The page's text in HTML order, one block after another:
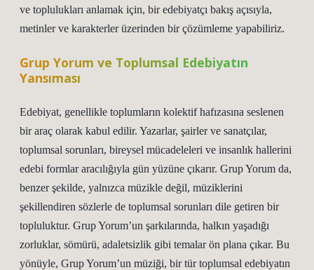
ve toplulukları anlamak için, bir edebiyatçı bakış açısıyla,
metinler ve karakterler üzerinden bir çözümleme yapabiliriz.
Grup Yorum ve Toplumsal Edebiyatın
Yansıması
Edebiyat, genellikle toplumların kolektif hafızasına seslenen
bir araç olarak kabul edilir. Yazarlar, şairler ve sanatçılar,
toplumsal sorunları, bireysel mücadeleleri ve insanlık hallerini
edebi formlar aracılığıyla gün yüzüne çıkarır. Grup Yorum da,
benzer şekilde, yalnızca müzikle değil, müziklerini
şekillendiren sözlerle de toplumsal sorunları dile getiren bir
topluluktur. Grup Yorum’un şarkılarında, halkın yaşadığı
zorluklar, sömürü, adaletsizlik gibi temalar ön plana çıkar. Bu
yönüyle, Grup Yorum’un müziği, bir tür toplumsal edebiyatın